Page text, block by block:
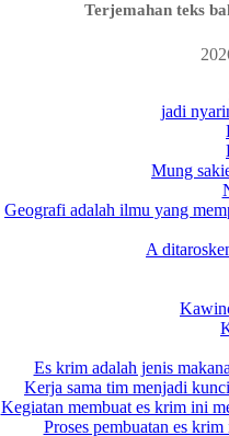
Terjemahan teks
jadi
Mung
Geografi adalah ilmu yang
A
Es krim adalah jenis
Kerja sama tim menjadi
Kegiatan membuat es krim ini
Proses pembuatan es